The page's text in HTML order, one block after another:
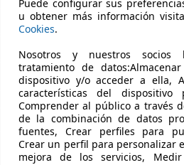
VEGA
110 kW (150 CV)
6,9 l/100 km (mixto)1 - (g/
Vendedor,ES-28500
Puede configurar sus
u obtener más información
Cookies.
Nosotros y nuestros socios
tratamiento de
dispositivo y/o acceder a ella,
características del dispositivo
Comprender al público a través
de la combinación de datos
fuentes, Crear perfiles para
Crear un perfil para personalizar
mejora de los servicios,